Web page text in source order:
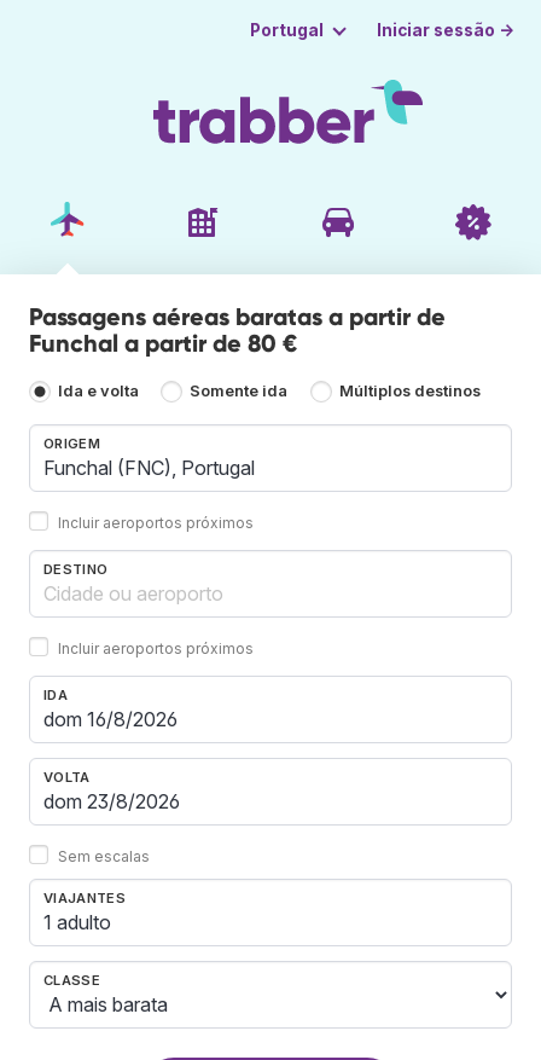
Portugal Iniciar sessão →
Passagens aéreas baratas a partir de
Funchal a partir de 80 €
Ida e volta Somente ida Múltiplos destinos
ORIGEM
Incluir aeroportos próximos
DESTINO
Incluir aeroportos próximos
IDA
VOLTA
Sem escalas
VIAJANTES
1 adulto
CLASSE